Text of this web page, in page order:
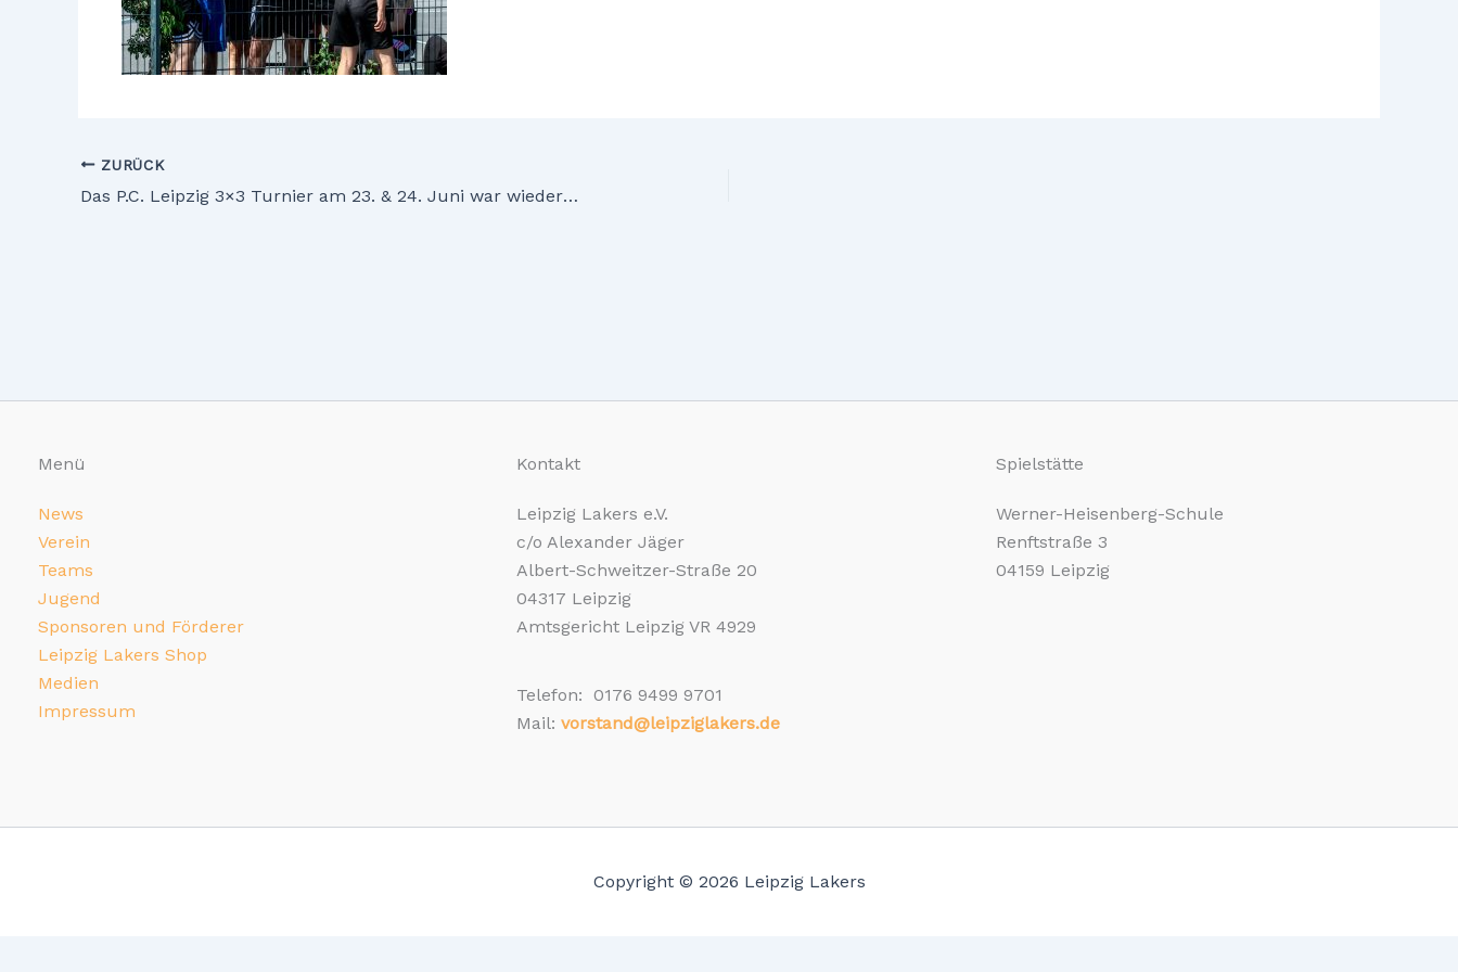
ZURÜCK
Das P.C. Leipzig 3×3 Turnier am 23. & 24. Juni war wieder ein voller Erfolg
Menü
News
Verein
Teams
Jugend
Sponsoren und Förderer
Leipzig Lakers Shop
Medien
Impressum
Kontakt
Leipzig Lakers e.V.
c/o Alexander Jäger
Albert-Schweitzer-Straße 20
04317 Leipzig
Amtsgericht Leipzig VR 4929
Telefon: 0176 9499 9701
Mail:vorstand@leipziglakers.de
Spielstätte
Werner-Heisenberg-Schule
Renftstraße 3
04159 Leipzig
Copyright © 2026 Leipzig Lakers